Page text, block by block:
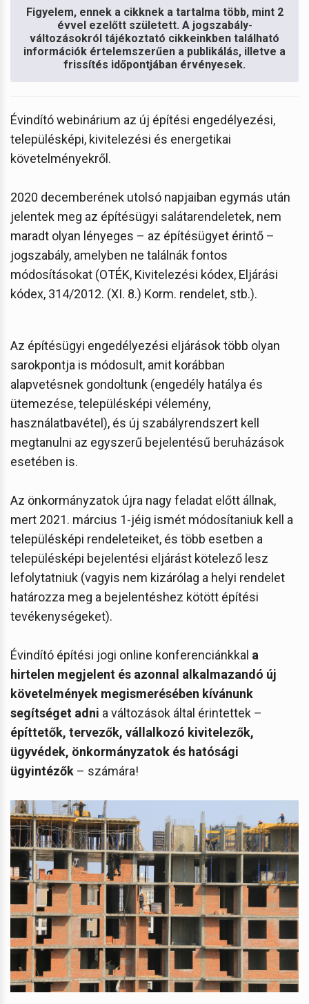
Figyelem, ennek a cikknek a tartalma több, mint 2
évvel ezelőtt született. A jogszabály-
változásokról tájékoztató cikkeinkben található
információk értelemszerűen a publikálás, illetve a
frissítés időpontjában érvényesek.
Évindító webinárium az új építési engedélyezési,
településképi, kivitelezési és energetikai
követelményekről.
2020 decemberének utolsó napjaiban egymás után
jelentek meg az építésügyi salátarendeletek, nem
maradt olyan lényeges – az építésügyet érintő –
jogszabály, amelyben ne találnák fontos
módosításokat (OTÉK, Kivitelezési kódex, Eljárási
kódex, 314/2012. (XI. 8.) Korm. rendelet, stb.).
Az építésügyi engedélyezési eljárások több olyan
sarokpontja is módosult, amit korábban
alapvetésnek gondoltunk (engedély hatálya és
ütemezése, településképi vélemény,
használatbavétel), és új szabályrendszert kell
megtanulni az egyszerű bejelentésű beruházások
esetében is.
Az önkormányzatok újra nagy feladat előtt állnak,
mert 2021. március 1-jéig ismét módosítaniuk kell a
településképi rendeleteiket, és több esetben a
településképi bejelentési eljárást kötelező lesz
lefolytatniuk (vagyis nem kizárólag a helyi rendelet
határozza meg a bejelentéshez kötött építési
tevékenységeket).
Évindító építési jogi online konferenciánkkal a
hirtelen megjelent és azonnal alkalmazandó új
követelmények megismerésében kívánunk
segítséget adni a változások által érintettek –
építtetők, tervezők, vállalkozó kivitelezők,
ügyvédek, önkormányzatok és hatósági
ügyintézők – számára!